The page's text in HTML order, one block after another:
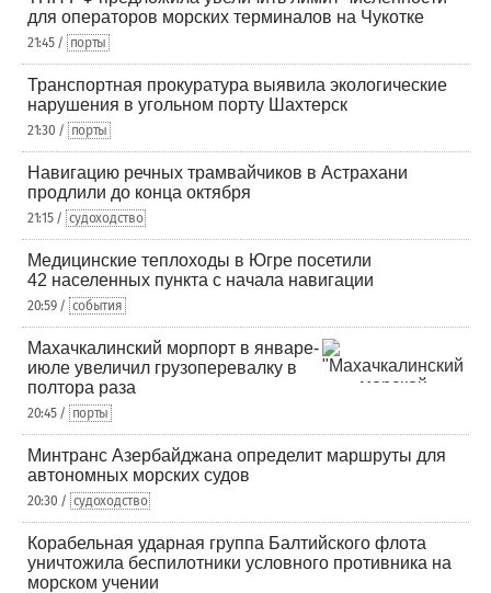
для операторов морских терминалов на Чукотке
21:45 / порты
Транспортная прокуратура выявила экологические
нарушения в угольном порту Шахтерск
21:30 / порты
Навигацию речных трамвайчиков в Астрахани
продлили до конца октября
21:15 / судоходство
Медицинские теплоходы в Югре посетили
42 населенных пункта с начала навигации
20:59 / события
Махачкалинский морпорт в январе-
июле увеличил грузоперевалку в
полтора раза
20:45 / порты
Минтранс Азербайджана определит маршруты для
автономных морских судов
20:30 / судоходство
Корабельная ударная группа Балтийского флота
уничтожила беспилотники условного противника на
морском учении